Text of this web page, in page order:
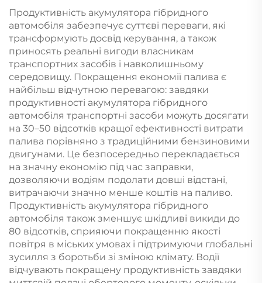
акумулятор для
домашнього
використання,
зарядки, зарядки,
резервного живлення
електромоторів,
камер, пристроїв для
пересування та
автономних джерел
живлення
Продуктивність акумулятора гібридного
автомобіля забезпечує суттєві переваги, які
трансформують досвід керування, а також
приносять реальні вигоди власникам
транспортних засобів і навколишньому
середовищу. Покращення економії палива є
найбільш відчутною перевагою: завдяки
продуктивності акумулятора гібридного
автомобіля транспортні засоби можуть досягати
на 30–50 відсотків кращої ефективності витрати
палива порівняно з традиційними бензиновими
двигунами. Це безпосередньо перекладається
на значну економію під час заправки,
дозволяючи водіям подолати довші відстані,
витрачаючи значно менше коштів на паливо.
Продуктивність акумулятора гібридного
автомобіля також зменшує шкідливі викиди до
80 відсотків, сприяючи покращенню якості
повітря в міських умовах і підтримуючи глобальні
зусилля з боротьби зі зміною клімату. Водії
відчувають покращену продуктивність завдяки